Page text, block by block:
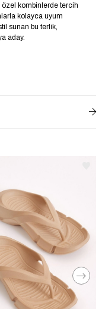
kombinlerde tercih
kolayca uyum
sunan bu terlik,
aday.